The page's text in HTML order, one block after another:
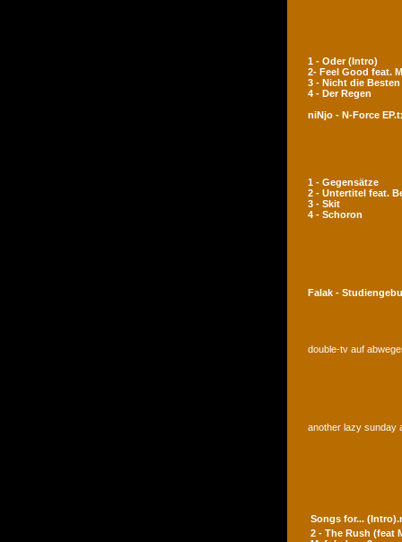
1 - Oder (Intro)
2- Feel Good feat.
3 - Nicht die Besten
4 - Der Regen
niNjo - N-Force
1 - Gegensätze
2 - Untertitel feat.
3 - Skit
4 - Schoron
Falak -
double-tv auf
another lazy sunday
Songs for...
2 - The Rush (feat